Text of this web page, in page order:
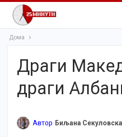
Дома
Драги
драги
Автор Биљана Секуловска